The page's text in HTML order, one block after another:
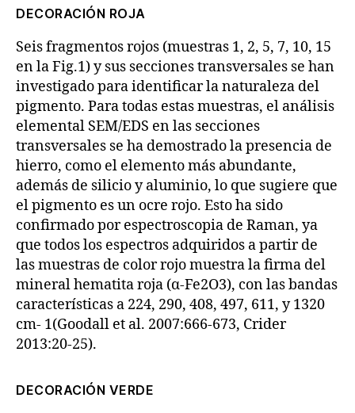
DECORACIÓN ROJA
Seis fragmentos rojos (muestras 1, 2, 5, 7, 10, 15
en la Fig.1) y sus secciones transversales se han
investigado para identificar la naturaleza del
pigmento. Para todas estas muestras, el análisis
elemental SEM/EDS en las secciones
transversales se ha demostrado la presencia de
hierro, como el elemento más abundante,
además de silicio y aluminio, lo que sugiere que
el pigmento es un ocre rojo. Esto ha sido
confirmado por espectroscopia de Raman, ya
que todos los espectros adquiridos a partir de
las muestras de color rojo muestra la firma del
mineral hematita roja (α-Fe2O3), con las bandas
características a 224, 290, 408, 497, 611, y 1320
cm- 1(Goodall et al. 2007:666-673, Crider
2013:20-25).
DECORACIÓN VERDE